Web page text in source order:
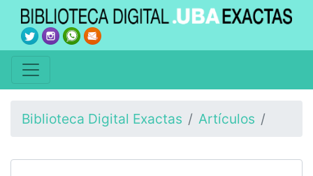
Biblioteca Digital Exactas Artículos